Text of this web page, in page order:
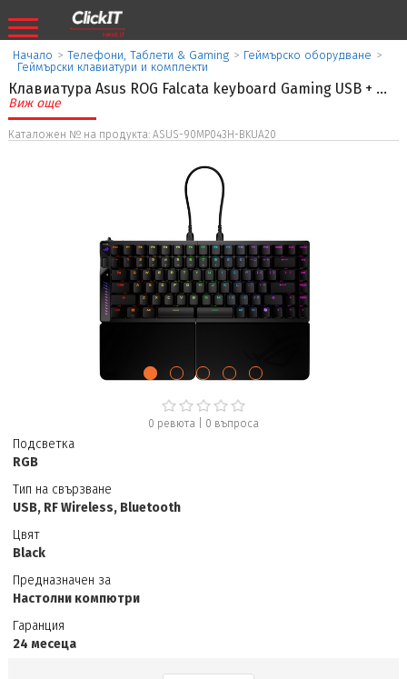
Начало > Телефони, Таблети & Gaming > Геймърско оборудване >
Геймърски клавиатури и комплекти
Клавиатура Asus ROG Falcata keyboard Gaming USB + ...
Виж още
Каталожен № на продукта: ASUS-90MP043H-BKUA20
0 ревюта| 0 въпроса
Подсветка
RGB
Тип на свързване
USB, RF Wireless, Bluetooth
Цвят
Black
Предназначен за
Настолни компютри
Гаранция
24 месеца